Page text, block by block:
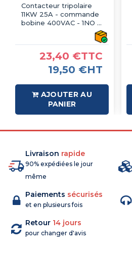
Contacteur tripolaire
11KW 25A - commande
bobine 400VAC - 1NO -
23,40 €TTC
19,50 €HT
AJOUTER AU
PANIER
Livraison rapide
90% expédiées le jour
même
Paiements sécurisés
et en plusieurs fois
Retour 14 jours
pour changer d'avis